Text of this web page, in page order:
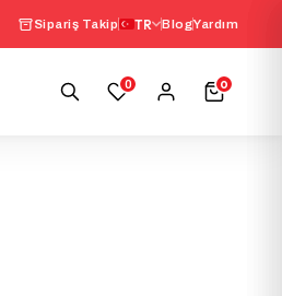
| Seçili İç Giyim
Sipariş Takip TR BlogYardım
0 0